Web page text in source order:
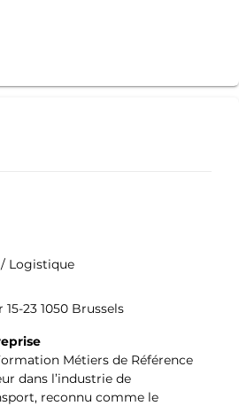
Logistique
23 1050 Brussels
Métiers de Référence
dans l’industrie de
reconnu comme le